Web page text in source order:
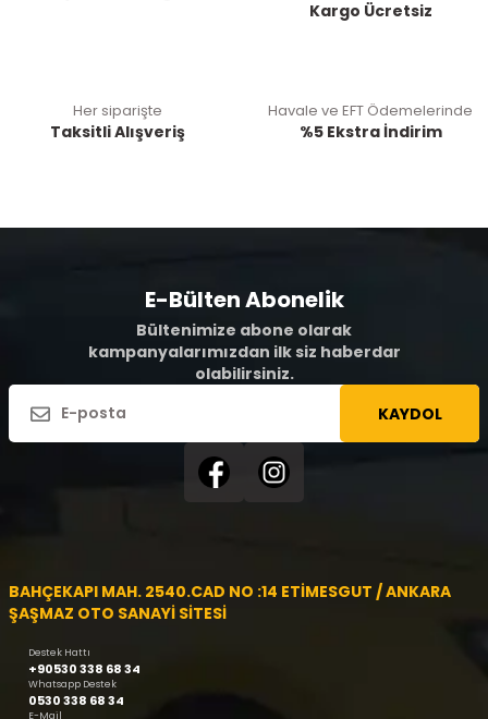
Kargo Ücretsiz
Her siparişte
Taksitli Alışveriş
Havale ve EFT Ödemelerinde
%5 Ekstra İndirim
E-Bülten Abonelik
Bültenimize abone olarak
kampanyalarımızdan ilk siz haberdar
olabilirsiniz.
KAYDOL
BAHÇEKAPI MAH. 2540.CAD NO :14 ETİMESGUT / ANKARA
ŞAŞMAZ OTO SANAYİ SİTESİ
Destek Hattı
+90530 338 68 34
Whatsapp Destek
0530 338 68 34
E-Mail